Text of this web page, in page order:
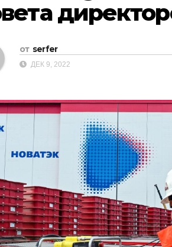
от serfer
ДЕК 9, 2022